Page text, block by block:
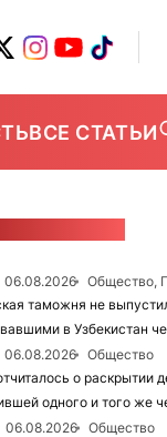
ВСЕ СТАТЬИ
06.08.2026
Общество,
таможня не
в Узбекистан
06.08.2026
Общество
о раскрытии
одного и того же
06.08.2026
Общество